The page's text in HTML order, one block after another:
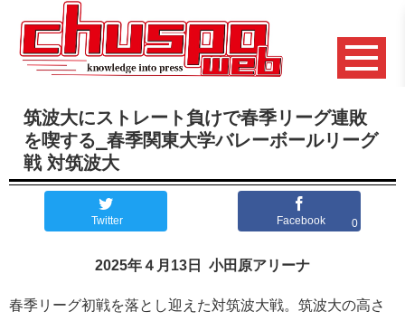
筑波大にストレート負けで春季リーグ連敗
を喫する⎯春季関東大学バレーボールリーグ
戦 対筑波大
Twitter Facebook 0
2025年４月13日 小田原アリーナ
春季リーグ初戦を落とし迎えた対筑波大戦。筑波大の高さ